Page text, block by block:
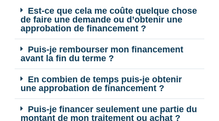
Est-ce que cela me coûte quelque chose
de faire une demande ou d’obtenir une
approbation de financement ?
Puis-je rembourser mon financement
avant la fin du terme ?
En combien de temps puis-je obtenir
une approbation de financement ?
Puis-je financer seulement une partie du
montant de mon traitement ou achat ?